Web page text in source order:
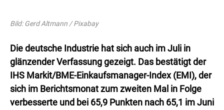
Bild: Gerd Altmann / Pixabay
Die deutsche Industrie hat sich auch im Juli in
glänzender Verfassung gezeigt. Das bestätigt der
IHS Markit/BME-Einkaufsmanager-Index (EMI), der
sich im Berichtsmonat zum zweiten Mal in Folge
verbesserte und bei 65,9 Punkten nach 65,1 im Juni